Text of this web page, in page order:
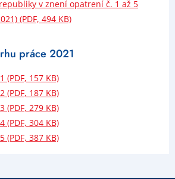
v znení opatrení č. 1 až 5
(PDF, 494 KB)
práce 2021
(PDF, 157 KB)
(PDF, 187 KB)
(PDF, 279 KB)
(PDF, 304 KB)
(PDF, 387 KB)